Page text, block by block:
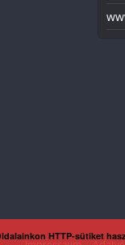
HTTP-sütiket